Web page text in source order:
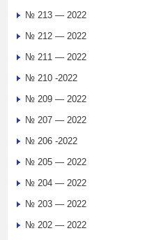
№ 213 — 2022
№ 212 — 2022
№ 211 — 2022
№ 210 -2022
№ 209 — 2022
№ 207 — 2022
№ 206 -2022
№ 205 — 2022
№ 204 — 2022
№ 203 — 2022
№ 202 — 2022